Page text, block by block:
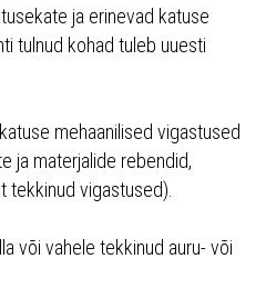
ja erinevad katuse
tulnud kohad tuleb uuesti
mehaanilised vigastused
ja materjalide rebendid,
tekkinud vigastused).
või vahele tekkinud auru- või